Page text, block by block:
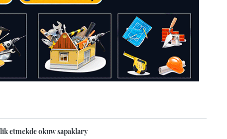
etmekde okuw sapaklary